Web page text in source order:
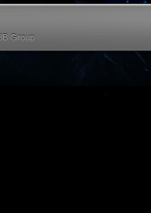
Group